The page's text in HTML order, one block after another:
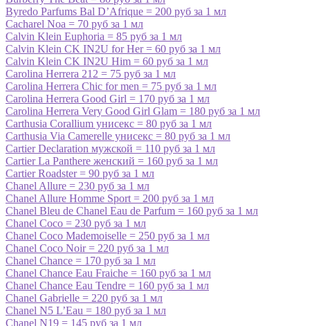
Byredo Parfums Bal D’Afrique = 200 руб за 1 мл
Cacharel Noa = 70 руб за 1 мл
Calvin Klein Euphoria = 85 руб за 1 мл
Calvin Klein CK IN2U for Her = 60 руб за 1 мл
Calvin Klein CK IN2U Him = 60 руб за 1 мл
Carolina Herrera 212 = 75 руб за 1 мл
Carolina Herrera Chic for men = 75 руб за 1 мл
Carolina Herrera Good Girl = 170 руб за 1 мл
Carolina Herrera Very Good Girl Glam = 180 руб за 1 мл
Carthusia Corallium унисекс = 80 руб за 1 мл
Carthusia Via Camerelle унисекс = 80 руб за 1 мл
Cartier Declaration мужской = 110 руб за 1 мл
Cartier La Panthere женский = 160 руб за 1 мл
Cartier Roadster = 90 руб за 1 мл
Chanel Allure = 230 руб за 1 мл
Chanel Allure Homme Sport = 200 руб за 1 мл
Chanel Bleu de Chanel Eau de Parfum = 160 руб за 1 мл
Chanel Coco = 230 руб за 1 мл
Chanel Coco Mademoiselle = 250 руб за 1 мл
Chanel Coco Noir = 220 руб за 1 мл
Chanel Chance = 170 руб за 1 мл
Chanel Chance Eau Fraiche = 160 руб за 1 мл
Chanel Chance Eau Tendre = 160 руб за 1 мл
Chanel Gabrielle = 220 руб за 1 мл
Chanel N5 L’Eau = 180 руб за 1 мл
Chanel N19 = 145 руб за 1 мл